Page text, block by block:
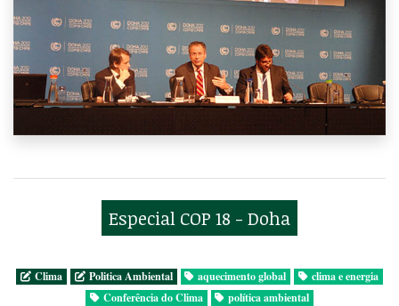
Especial COP 18 - Doha
Clima Politica Ambiental aquecimento global
clima e energia
Conferência do Clima
política ambiental